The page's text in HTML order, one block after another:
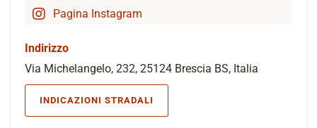
Pagina Instagram
Indirizzo
Via Michelangelo, 232, 25124 Brescia BS, Italia
INDICAZIONI STRADALI